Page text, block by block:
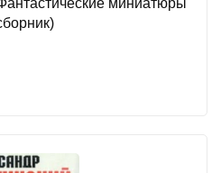
миниатюры